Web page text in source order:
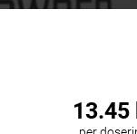
13.45